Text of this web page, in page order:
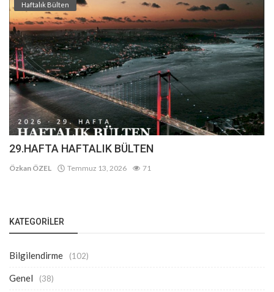
Haftalık Bülten
29.HAFTA HAFTALIK BÜLTEN
Özkan ÖZEL Temmuz 13, 2026 71
KATEGORILER
Bilgilendirme (102)
Genel (38)